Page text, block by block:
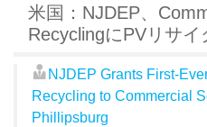
米国：NJDEP、
RecyclingにPVリサ
NJDEP Grants First-
Recycling to Commercial
Phillipsburg